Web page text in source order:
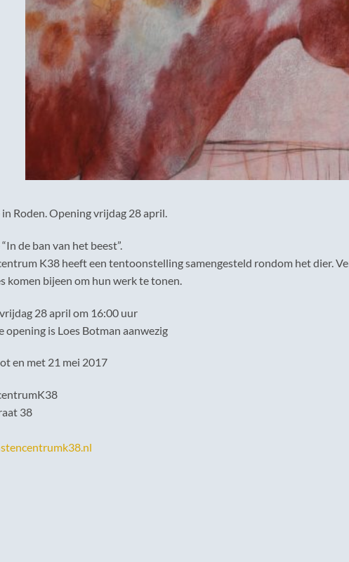
Roden. Opening vrijdag 28 april.
de ban van het beest”.
K38 heeft een tentoonstelling samengesteld rondom het dier.
komen bijeen om hun werk te tonen.
28 april om 16:00 uur
opening is Loes Botman aanwezig
en met 21 mei 2017
38